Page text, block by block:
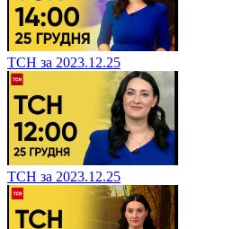
ТСН за 2023.12.25
ТСН за 2023.12.25